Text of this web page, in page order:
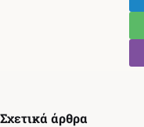
Σχετικά άρθρα